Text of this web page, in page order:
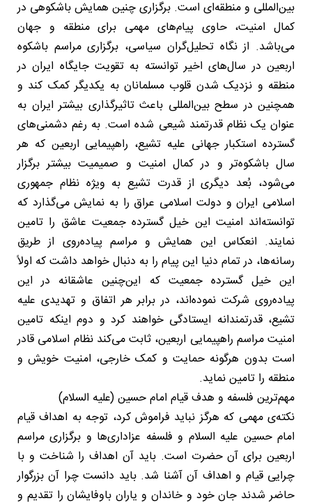
بین‌المللی و منطقه‌ای است. برگزاری چنین همایش باشکوهی در
کمال امنیت، حاوی پیام‌های مهمی برای منطقه و جهان
می‌باشد. از نگاه تحلیل‌گران سیاسی، برگزاری مراسم باشکوه
اربعین در سال‌های اخیر توانسته به تقویت جایگاه ایران در
منطقه و نزدیک شدن قلوب مسلمانان به یکدیگر کمک کند و
همچنین در سطح بین‌المللی باعث تاثیرگذاری بیشتر ایران به
عنوان یک نظام قدرتمند شیعی شده است. به رغم دشمنی‌های
گسترده استکبار جهانی علیه تشیع، راهپیمایی اربعین که هر
سال باشکوه‌تر و در کمال امنیت و صمیمیت بیشتر برگزار
می‌شود، بُعد دیگری از قدرت تشیع به ویژه نظام جمهوری
اسلامی ایران و دولت اسلامی عراق را به نمایش می‌گذارد که
توانسته‌اند امنیت این خیل گسترده جمعیت عاشق را تامین
نمایند. انعکاس این همایش و مراسم پیاده‌روی از طریق
رسانه‌ها، در تمام دنیا این پیام را به دنبال خواهد داشت که اولاً
این خیل گسترده جمعیت که این‌چنین عاشقانه در این
پیاده‌روی شرکت نموده‌اند، در برابر هر اتفاق و تهدیدی علیه
تشیع، قدرتمندانه ایستادگی خواهند کرد و دوم اینکه تامین
امنیت مراسم راهپیمایی اربعین، ثابت می‌کند نظام اسلامی قادر
است بدون هرگونه حمایت و کمک خارجی، امنیت خویش و
منطقه را تامین نماید.
مهم‌ترین فلسفه و هدف قیام امام حسین (علیه السلام)
نکته‌ی مهمی که هرگز نباید فراموش کرد، توجه به اهداف قیام
امام حسین علیه السلام و فلسفه عزاداری‌ها و برگزاری مراسم
اربعین برای آن حضرت است. باید آن اهداف را شناخت و با
چرایی قیام و اهداف آن آشنا شد. باید دانست چرا آن بزرگوار
حاضر شدند جان خود و خاندان و یاران باوفایشان را تقدیم و